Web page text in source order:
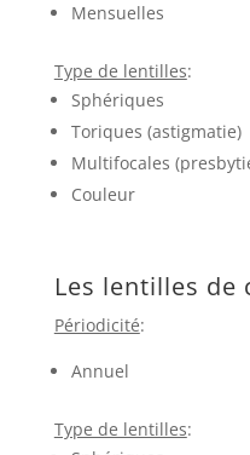
Mensuelles
Type de lentilles:
Sphériques
Toriques (astigmatie)
Multifocales
Couleur
Les lentilles de
Périodicité:
Annuel
Type de lentilles: